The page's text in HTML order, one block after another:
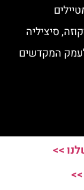
סיציליה
המקדשים
>>